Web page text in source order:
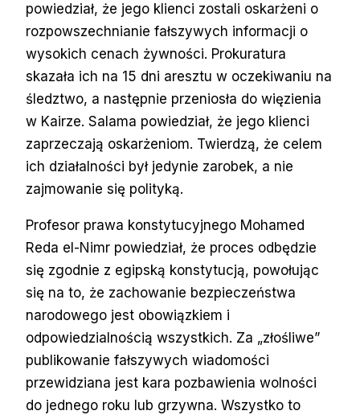
powiedział, że jego klienci zostali oskarżeni o
rozpowszechnianie fałszywych informacji o
wysokich cenach żywności. Prokuratura
skazała ich na 15 dni aresztu w oczekiwaniu na
śledztwo, a następnie przeniosła do więzienia
w Kairze. Salama powiedział, że jego klienci
zaprzeczają oskarżeniom. Twierdzą, że celem
ich działalności był jedynie zarobek, a nie
zajmowanie się polityką.
Profesor prawa konstytucyjnego Mohamed
Reda el-Nimr powiedział, że proces odbędzie
się zgodnie z egipską konstytucją, powołując
się na to, że zachowanie bezpieczeństwa
narodowego jest obowiązkiem i
odpowiedzialnością wszystkich. Za „złośliwe”
publikowanie fałszywych wiadomości
przewidziana jest kara pozbawienia wolności
do jednego roku lub grzywna. Wszystko to